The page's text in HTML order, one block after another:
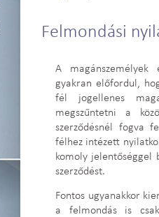
Felmondási
A magánszemélyek
gyakran előfordul,
fél jogellenes
megszűntetni a
szerződésnél fogva
félhez intézett
komoly jelentőséggel
szerződést.
Fontos ugyanakkor
a felmondás is